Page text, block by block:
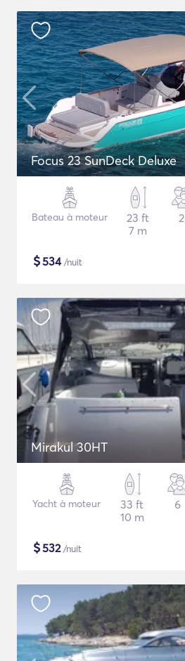
Focus 23 SunDeck Deluxe
Bateau à moteur
23 ft
7 m
2
$534/nuit
Mirakul 30HT
Yacht à moteur
33 ft
10 m
6
$532/nuit